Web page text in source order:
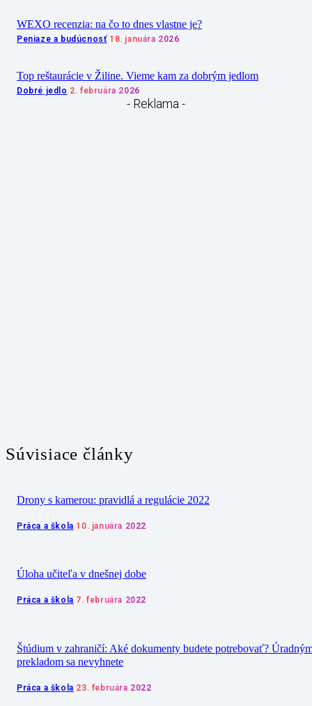
WEXO recenzia: na čo to dnes vlastne je?
Peniaze a budúcnosť 18. januára 2026
Top reštaurácie v Žiline. Vieme kam za dobrým jedlom
Dobré jedlo 2. februára 2026
- Reklama -
Súvisiace články
Drony s kamerou: pravidlá a regulácie 2022
Práca a škola 10. januára 2022
Úloha učiteľa v dnešnej dobe
Práca a škola 7. februára 2022
Štúdium v zahraničí: Aké dokumenty budete potrebovať?
prekladom sa nevyhnete
Práca a škola 23. februára 2022